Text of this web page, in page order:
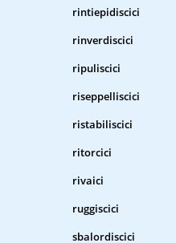
rintiepidiscici
rinverdiscici
ripuliscici
riseppelliscici
ristabiliscici
ritorcici
rivaici
ruggiscici
sbalordiscici